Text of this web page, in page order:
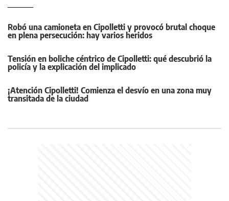
Robó una camioneta en Cipolletti y provocó brutal choque
en plena persecución: hay varios heridos
Tensión en boliche céntrico de Cipolletti: qué descubrió la
policía y la explicación del implicado
¡Atención Cipolletti! Comienza el desvío en una zona muy
transitada de la ciudad